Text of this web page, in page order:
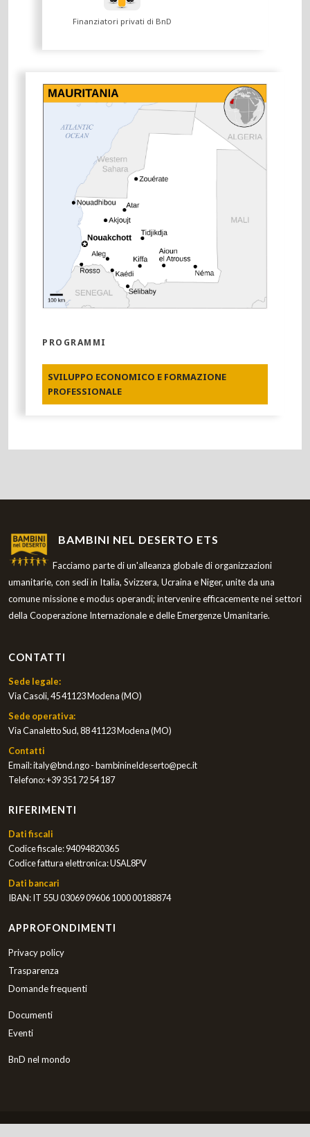
Finanziatori privati di BnD
PROGRAMMI
SVILUPPO ECONOMICO E FORMAZIONE
PROFESSIONALE
BAMBINI NEL DESERTO ETS
Facciamo parte di un'alleanza globale di organizzazioni
umanitarie, con sedi in Italia, Svizzera, Ucraina e Niger, unite da una
comune missione e modus operandi; intervenire efficacemente nei settori
della Cooperazione Internazionale e delle Emergenze Umanitarie.
CONTATTI
Sede legale:
Via Casoli, 45 41123 Modena (MO)
Sede operativa:
Via Canaletto Sud, 88 41123 Modena (MO)
Contatti
Email:italy@bnd.ngo - bambinineldeserto@pec.it
Telefono:+39 351 72 54 187
RIFERIMENTI
Dati fiscali
Codice fiscale: 94094820365
Codice fattura elettronica: USAL8PV
Dati bancari
IBAN: IT 55U 03069 09606 1000 00188874
APPROFONDIMENTI
Privacy policy
Trasparenza
Domande frequenti
Documenti
Eventi
BnD nel mondo